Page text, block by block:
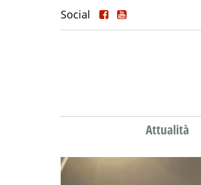
Social
Attualità